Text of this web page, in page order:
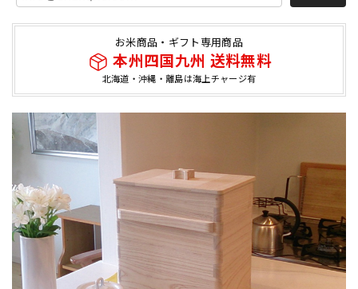
お米商品・ギフト専用商品
本州四国九州 送料無料
北海道・沖縄・離島は海上チャージ有